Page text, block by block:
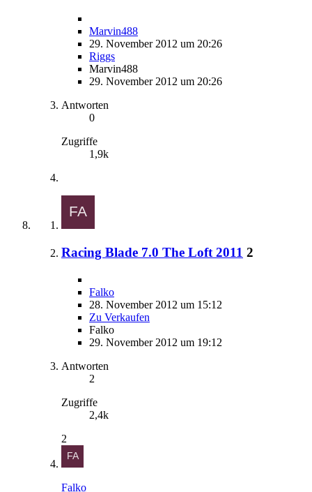
Marvin488
29. November 2012 um 20:26
Riggs
Marvin488
29. November 2012 um 20:26
Antworten
0
Zugriffe
1,9k
Racing Blade 7.0 The Loft 2011 2
Falko
28. November 2012 um 15:12
Zu Verkaufen
Falko
29. November 2012 um 19:12
Antworten
2
Zugriffe
2,4k
2
Falko